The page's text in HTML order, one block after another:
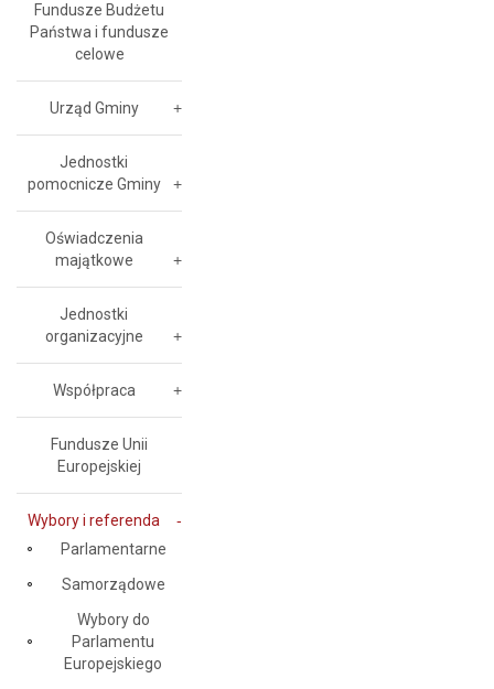
Fundusze Budżetu
Państwa i fundusze
celowe
Urząd Gminy
Jednostki
pomocnicze Gminy
Oświadczenia
majątkowe
Jednostki
organizacyjne
Współpraca
Fundusze Unii
Europejskiej
Wybory i referenda
Parlamentarne
Samorządowe
Wybory do
Parlamentu
Europejskiego